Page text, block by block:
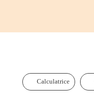
Calculatrice